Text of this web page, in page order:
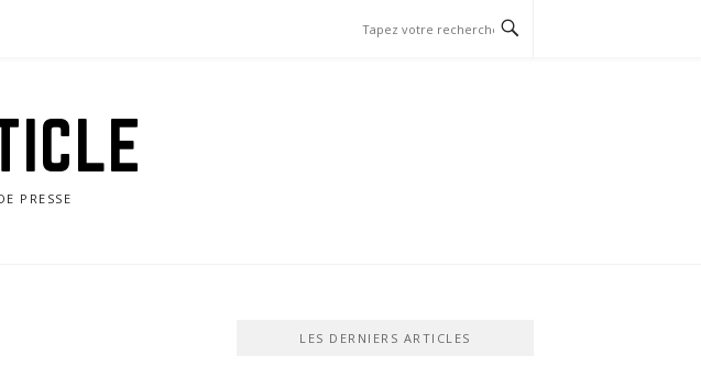
PRESSE
LES DERNIERS ARTICLES